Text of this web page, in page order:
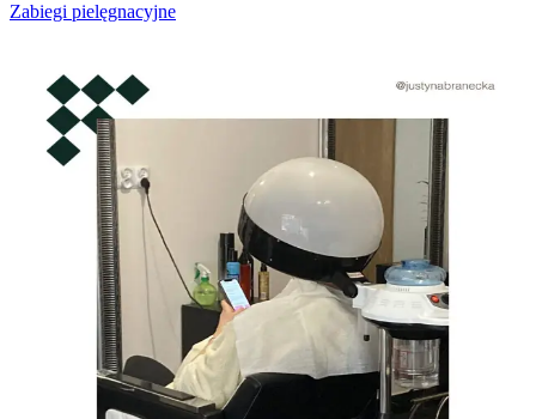
Zabiegi pielęgnacyjne